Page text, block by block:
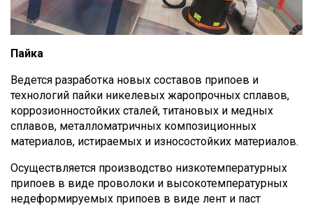
Пайка
Ведется разработка новых составов припоев и
технологий пайки никелевых жаропрочных сплавов,
коррозионностойких сталей, титановых и медных
сплавов, металломатричных композиционных
материалов, истираемых и износостойких материалов.
Осуществляется производство низкотемпературных
припоев в виде проволоки и высокотемпературных
недеформируемых припоев в виде лент и паст